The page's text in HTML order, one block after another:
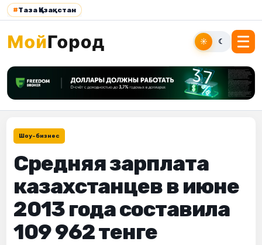
#Таза Қазақстан
☀ ☾
Шоу-бизнес
Средняя зарплата
казахстанцев в июне
2013 года составила
109 962 тенге